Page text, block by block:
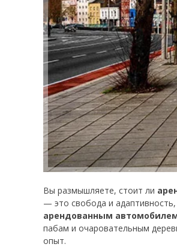
Вы размышляете, стоит ли
— это свобода и
арендованным
пабам и очаровательным
опыт.